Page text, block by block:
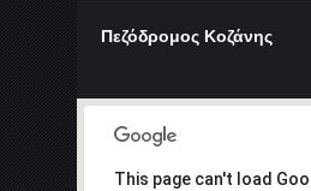
Πεζόδρομος Κοζάνης
This page can't load